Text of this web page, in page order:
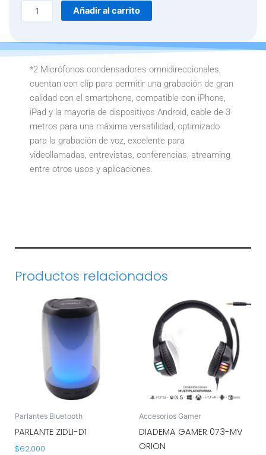
SOLAPA
MCJR-
cantidad
Añadir al carrito
*2 Micrófonos condensadores omnidireccionales,
cuentan con clip para permitir una grabación de gran
calidad con el smartphone, compatible con iPhone,
iPad y la mayoría de dispositivos Android, cable de 3
metros para una máxima versatilidad, optimizado
para la grabación de voz, excelente para
videollamadas, entrevistas, conferencias, streaming
entre otros usos y aplicaciones.
Productos relacionados
Parlantes Bluetooth
PARLANTE ZIDLI-D1
$62,000
Accesorios Gamer
DIADEMA GAMER 073-MV
ORION